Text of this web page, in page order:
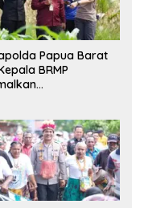
Papua Barat
BRMP
Papua Barat